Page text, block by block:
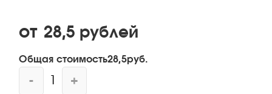
от 28,5 рублей
Общая стоимость28,5руб.
- +